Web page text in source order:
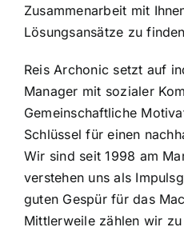
Zusammenarbeit mit
Lösungsansätze zu
Reis Archonic setzt auf
Manager mit sozialer
Gemeinschaftliche
Schlüssel für einen
Wir sind seit 1998 am
verstehen uns als
guten Gespür für das
Mittlerweile zählen wir